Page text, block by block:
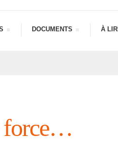
DOCU­MENTS À
force…